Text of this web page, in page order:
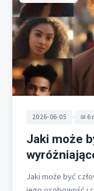
2026-06-05 • 6
Jaki może
Jaki może być